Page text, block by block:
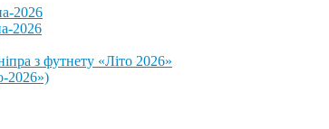
2026
2026
з футнету «Літо 2026»
2026»)